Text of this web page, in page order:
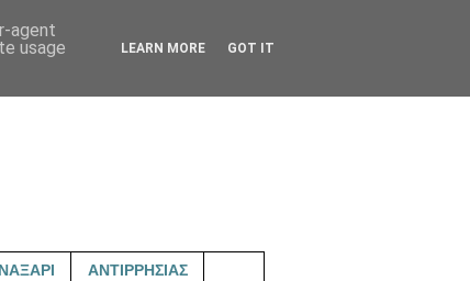
ΑΝΤΙΡΡΗΣΙΑΣ
agent
usage
LEARN MORE GOT IT